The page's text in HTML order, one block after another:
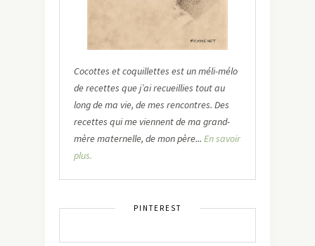
Cocottes et coquillettes est un méli-mélo
de recettes que j’ai recueillies tout au
long de ma vie, de mes rencontres. Des
recettes qui me viennent de ma grand-
mère maternelle, de mon père... En savoir
plus.
PINTEREST